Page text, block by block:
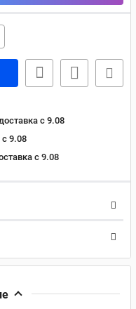
c 9.08
c 9.08
c 9.08